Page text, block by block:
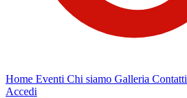
Home Eventi Chi siamo Galleria Contatti
Accedi